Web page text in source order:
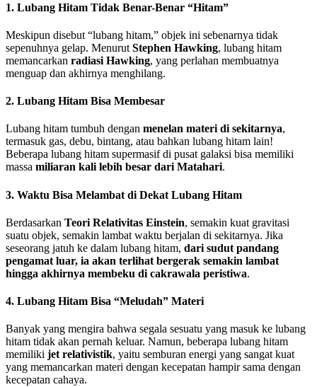
1. Lubang Hitam Tidak Benar-Benar “Hitam”
Meskipun disebut “lubang hitam,” objek ini sebenarnya tidak
sepenuhnya gelap. Menurut Stephen Hawking, lubang hitam
memancarkan radiasi Hawking, yang perlahan membuatnya
menguap dan akhirnya menghilang.
2. Lubang Hitam Bisa Membesar
Lubang hitam tumbuh dengan menelan materi di sekitarnya,
termasuk gas, debu, bintang, atau bahkan lubang hitam lain!
Beberapa lubang hitam supermasif di pusat galaksi bisa memiliki
massa miliaran kali lebih besar dari Matahari.
3. Waktu Bisa Melambat di Dekat Lubang Hitam
Berdasarkan Teori Relativitas Einstein, semakin kuat gravitasi
suatu objek, semakin lambat waktu berjalan di sekitarnya. Jika
seseorang jatuh ke dalam lubang hitam, dari sudut pandang
pengamat luar, ia akan terlihat bergerak semakin lambat
hingga akhirnya membeku di cakrawala peristiwa.
4. Lubang Hitam Bisa “Meludah” Materi
Banyak yang mengira bahwa segala sesuatu yang masuk ke lubang
hitam tidak akan pernah keluar. Namun, beberapa lubang hitam
memiliki jet relativistik, yaitu semburan energi yang sangat kuat
yang memancarkan materi dengan kecepatan hampir sama dengan
kecepatan cahaya.